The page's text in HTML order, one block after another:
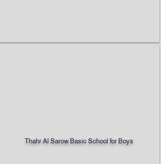
Thahr Al Sarow Basic School for Boys